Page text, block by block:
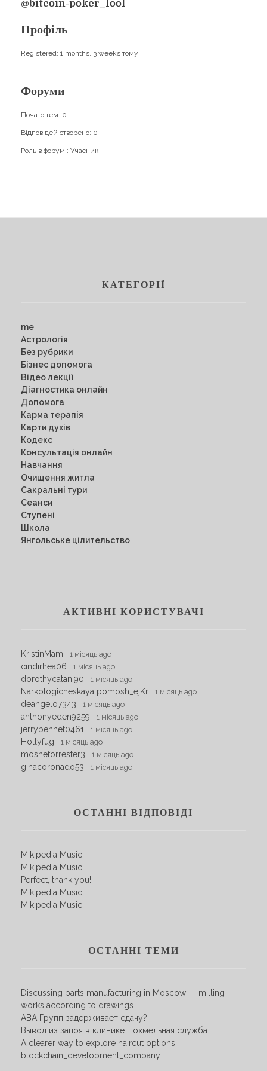
Бізнес допомога
Навчання
Карти Духів
@bitcoin-poker_lool
Профіль
Registered: 1 months, 3 weeks тому
Форуми
Почато тем: 0
Відповідей створено: 0
Роль в форумі: Учасник
КАТЕГОРІЇ
me
Астрологія
Без рубрики
Бізнес допомога
Відео лекції
Діагностика онлайн
Допомога
Карма терапія
Карти духів
Кодекс
Консультація онлайн
Навчання
Очищення житла
Сакральні тури
Сеанси
Ступені
Школа
Янгольське цілительство
АКТИВНІ КОРИСТУВАЧІ
KristinMam 1 місяць ago
cindirhea06 1 місяць ago
dorothycatani90 1 місяць ago
Narkologicheskaya pomosh_ejKr 1 місяць ago
deangelo7343 1 місяць ago
anthonyeden9259 1 місяць ago
jerrybennet0461 1 місяць ago
Hollyfug 1 місяць ago
mosheforrester3 1 місяць ago
ginacoronado53 1 місяць ago
ОСТАННІ ВІДПОВІДІ
Mikipedia Music
Mikipedia Music
Perfect, thank you!
Mikipedia Music
Mikipedia Music
ОСТАННІ ТЕМИ
Discussing parts manufacturing in Moscow — milling
works according to drawings
АВА Групп задерживает сдачу?
Вывод из запоя в клинике Похмельная служба
A clearer way to explore haircut options
blockchain_development_company